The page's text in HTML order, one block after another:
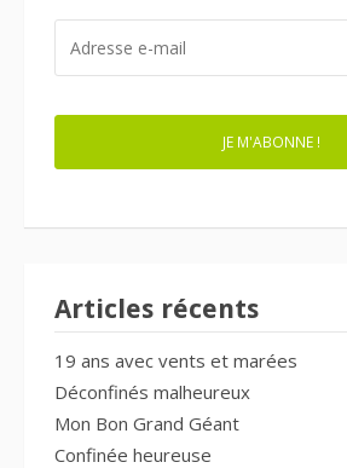
MAIL
JE M'ABONNE !
Articles récents
19 ans avec vents et marées
Déconfinés malheureux
Mon Bon Grand Géant
Confinée heureuse